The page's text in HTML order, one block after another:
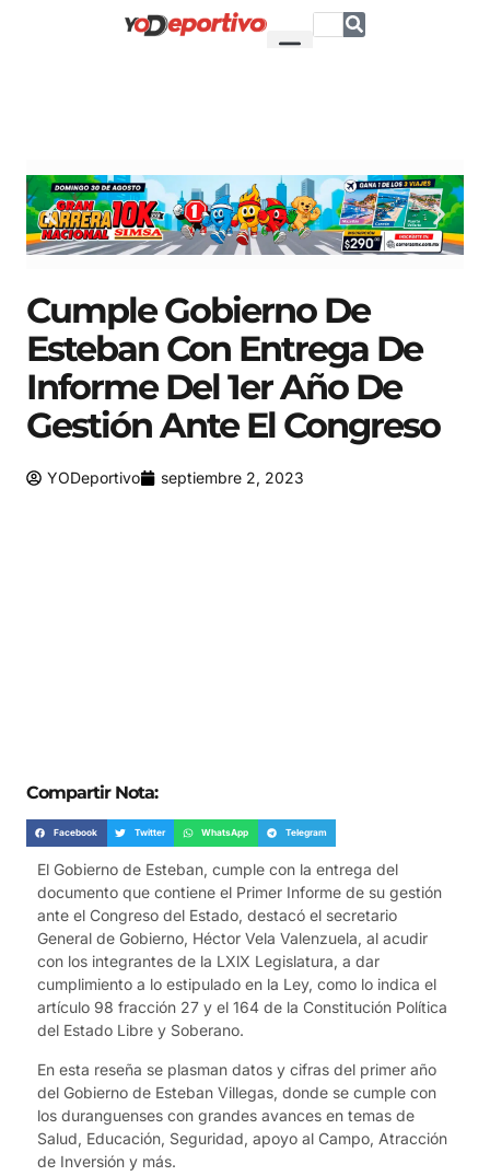
Cumple Gobierno De
Esteban Con Entrega De
Informe Del 1er Año De
Gestión Ante El Congreso
YODeportivo septiembre 2, 2023
Compartir Nota:
Facebook Twitter WhatsApp Telegram
El Gobierno de Esteban, cumple con la entrega del
documento que contiene el Primer Informe de su gestión
ante el Congreso del Estado, destacó el secretario
General de Gobierno, Héctor Vela Valenzuela, al acudir
con los integrantes de la LXlX Legislatura, a dar
cumplimiento a lo estipulado en la Ley, como lo indica el
artículo 98 fracción 27 y el 164 de la Constitución Política
del Estado Libre y Soberano.
En esta reseña se plasman datos y cifras del primer año
del Gobierno de Esteban Villegas, donde se cumple con
los duranguenses con grandes avances en temas de
Salud, Educación, Seguridad, apoyo al Campo, Atracción
de Inversión y más.